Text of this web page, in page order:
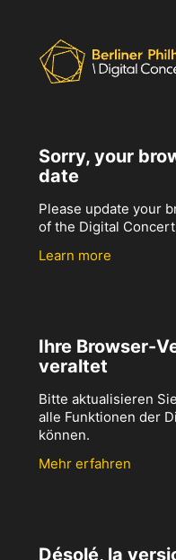
Sorry, your
date
Please update your
of the Digital
Learn more
Ihre Browser-
veraltet
Bitte aktualisieren
alle Funktionen der
können.
Mehr erfahren
Désolé, la